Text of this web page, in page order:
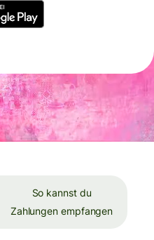
So kannst du
Zahlungen empfangen